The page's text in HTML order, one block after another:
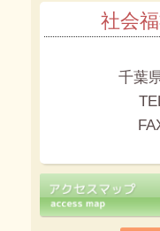
社会
千葉